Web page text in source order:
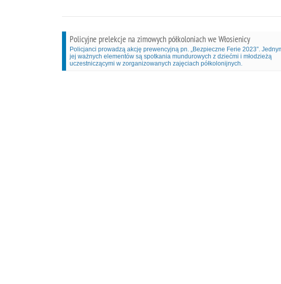
Policyjne prelekcje na zimowych półkoloniach we Włosienicy
Policjanci prowadzą akcję prewencyjną pn. „Bezpieczne Ferie 2023”.
jej ważnych elementów są spotkania mundurowych z dziećmi i młodzieżą
uczestniczącymi w zorganizowanych zajęciach półkolonijnych.